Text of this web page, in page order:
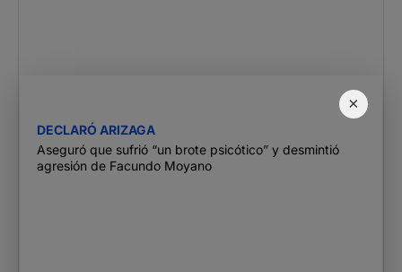
×
DECLARÓ ARIZAGA
Aseguró que sufrió “un brote psicótico” y desmintió
agresión de Facundo Moyano